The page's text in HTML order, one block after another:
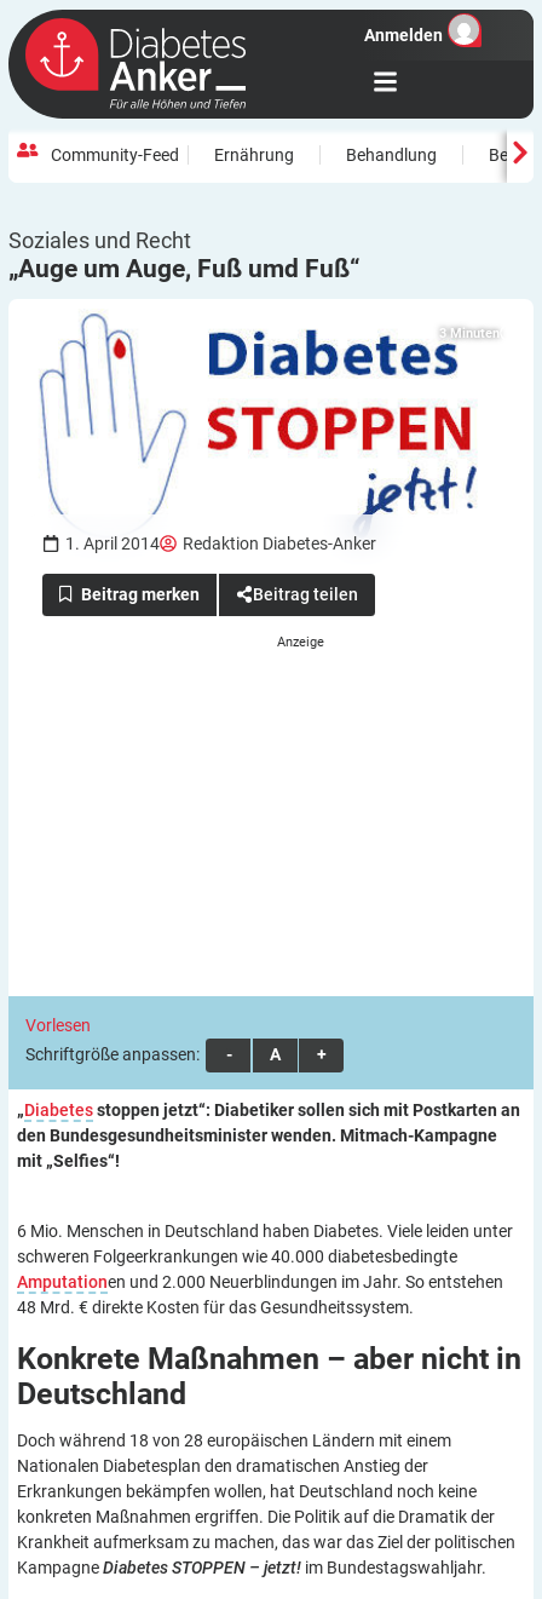
Anmelden
Community-Feed Ernährung Behandlung
Soziales und Recht
„Auge um Auge, Fuß umd Fuß“
3 Minuten
1. April 2014 Redaktion Diabetes-Anker
Beitrag teilen
Vorlesen
Schriftgröße anpassen:
A A A
„Diabetesstoppen jetzt“: Diabetiker sollen sich mit Postkarten an
den Bundesgesundheitsminister wenden. Mitmach-Kampagne
mit „Selfies“!
6 Mio. Menschen in Deutschland haben Diabetes. Viele leiden unter
schweren Folgeerkrankungen wie 40.000 diabetesbedingte
Amputationen und 2.000 Neuerblindungen im Jahr. So entstehen
48 Mrd. € direkte Kosten für das Gesundheitssystem.
Konkrete Maßnahmen – aber nicht in
Deutschland
Doch während 18 von 28 europäischen Ländern mit einem
Nationalen Diabetesplan den dramatischen Anstieg der
Erkrankungen bekämpfen wollen, hat Deutschland noch keine
konkreten Maßnahmen ergriffen. Die Politik auf die Dramatik der
Krankheit aufmerksam zu machen, das war das Ziel der politischen
KampagneDiabetes STOPPEN – jetzt! im Bundestagswahljahr.